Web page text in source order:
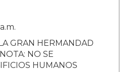
GRAN HERMANDAD
NO SE
HUMANOS